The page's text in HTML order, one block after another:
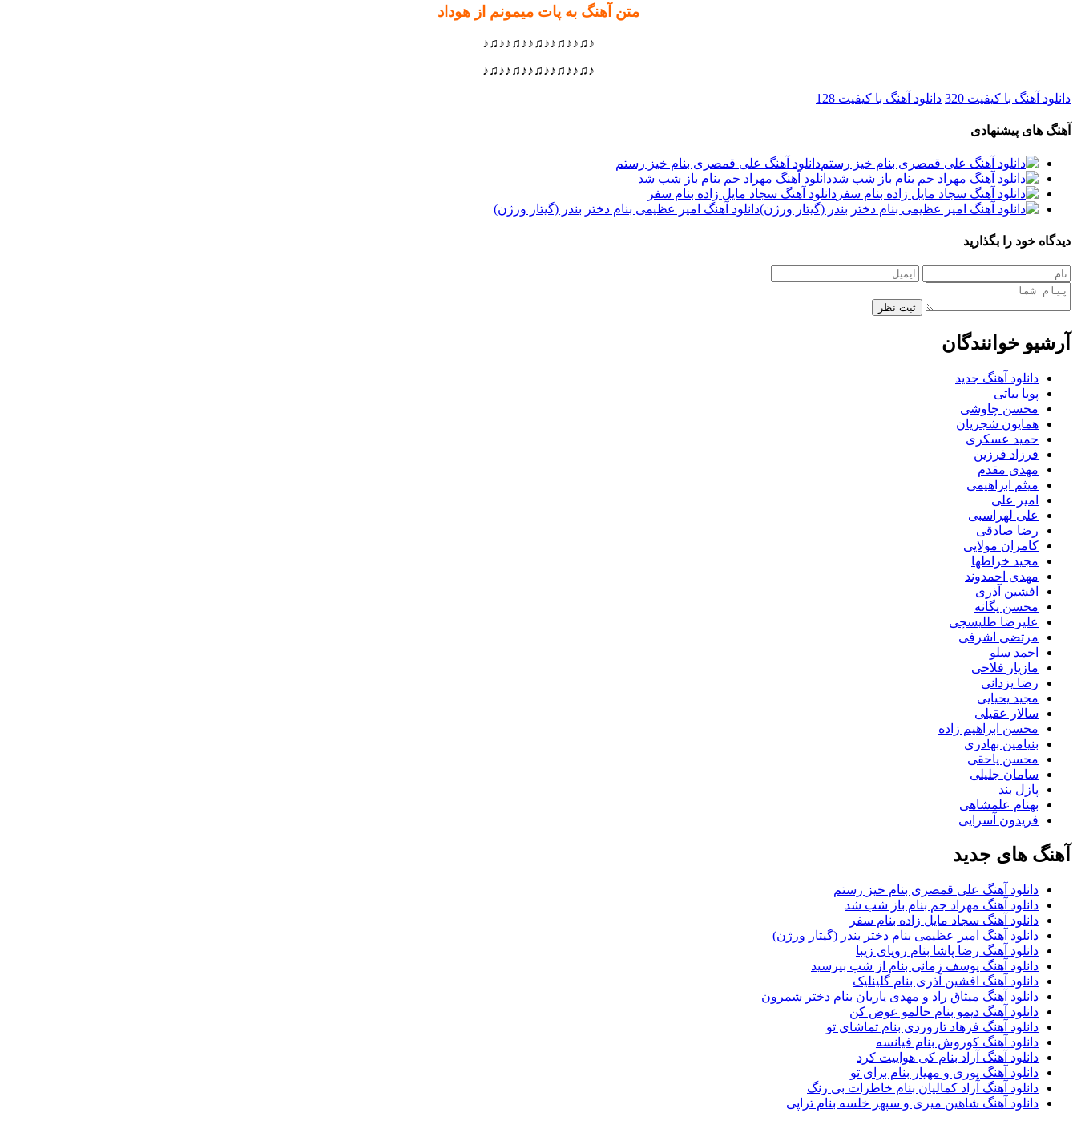
متن آهنگ به پات میمونم از هوداد
♪♫♪♪♫♪♪♫♪♪♫♪♪♫♪
♪♫♪♪♫♪♪♫♪♪♫♪♪♫♪
دانلود آهنگ با کیفیت 320 دانلود آهنگ با کیفیت 128
آهنگ های پیشنهادی
دانلود آهنگ علی قمصری بنام خیز رستم
دانلود آهنگ مهراد جم بنام باز شب شد
دانلود آهنگ سجاد مایل زاده بنام سفر
دانلود آهنگ امیر عظیمی بنام دختر بندر (گیتار ورژن)
دیدگاه خود را بگذارید
ثبت نظر
آرشیو خوانندگان
دانلود آهنگ جدید
پویا بیاتی
محسن چاوشی
همایون شجریان
حمید عسکری
فرزاد فرزین
مهدی مقدم
میثم ابراهیمی
امیر علی
علی لهراسبی
رضا صادقی
کامران مولایی
مجید خراطها
مهدی احمدوند
افشین آذری
محسن یگانه
علیرضا طلیسچی
مرتضی اشرفی
احمد سلو
مازیار فلاحی
رضا یزدانی
مجید یحیایی
سالار عقیلی
محسن ابراهیم زاده
بنیامین بهادری
محسن یاحقی
سامان جلیلی
پازل بند
بهنام علمشاهی
فریدون آسرایی
آهنگ های جدید
دانلود آهنگ علی قمصری بنام خیز رستم
دانلود آهنگ مهراد جم بنام باز شب شد
دانلود آهنگ سجاد مایل زاده بنام سفر
دانلود آهنگ امیر عظیمی بنام دختر بندر (گیتار ورژن)
دانلود آهنگ رضا پاشا بنام رویای زیبا
دانلود آهنگ یوسف زمانی بنام از شب بپرسید
دانلود آهنگ افشین آذری بنام گلینلیک
دانلود آهنگ میثاق راد و مهدی یاریان بنام دختر شمرون
دانلود آهنگ دیمو بنام حالمو عوض کن
دانلود آهنگ فرهاد تاروردی بنام تماشای تو
دانلود آهنگ کوروش بنام فیانسه
دانلود آهنگ آراد بنام کی هواییت کرد
دانلود آهنگ پوری و مهیار بنام برای تو
دانلود آهنگ آزاد کمالیان بنام خاطرات بی رنگ
دانلود آهنگ شاهین میری و سپهر خلسه بنام تراپی